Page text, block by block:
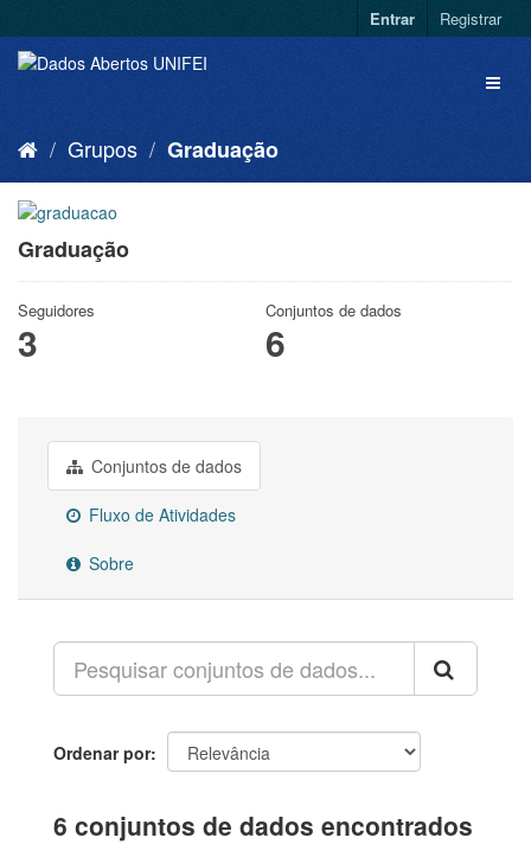
Entrar Registrar
Grupos Graduação
Graduação
Seguidores
3
Conjuntos de dados
6
Conjuntos de dados
Fluxo de Atividades
Sobre
Ordenar por
6 conjuntos de dados encontrados